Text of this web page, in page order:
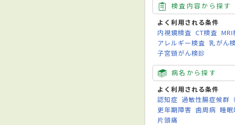
検査内容から探す
よく利用される条件
内視鏡検査 CT検査 MRI
アレルギー検査 乳がん
子宮頸がん検診
病名から探す
よく利用される条件
認知症 過敏性腸症候群（
更年期障害 歯周病 睡
片頭痛